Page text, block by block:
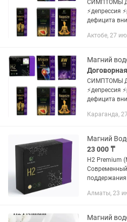
СИМПТОМЫ
⚡️депрессия
дефицита
засыпания
Актобе, 27
Договорная
СИМПТОМЫ
⚡️депрессия
дефицита
засыпания
Караганда,
23 000 ₸
Н2 Premium
поддержания
продукта. – Высокая биодоступность и
молекула...
Алматы, 23
Магний